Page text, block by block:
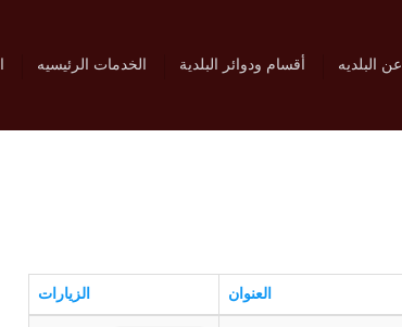
عن البلديه أقسام ودوائر البلدية الخدمات الرئيسيه
العنوان الزيارات